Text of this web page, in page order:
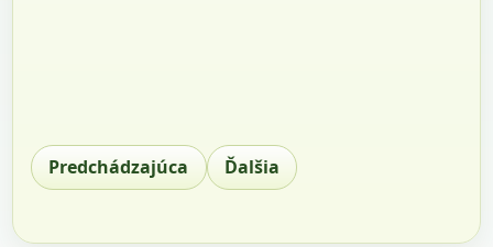
Predchádzajúca Ďalšia